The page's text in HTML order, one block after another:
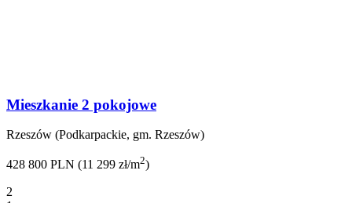
Mieszkanie 2 pokojowe
Rzeszów (Podkarpackie, gm. Rzeszów)
428 800 PLN (11 299 zł/m2)
2